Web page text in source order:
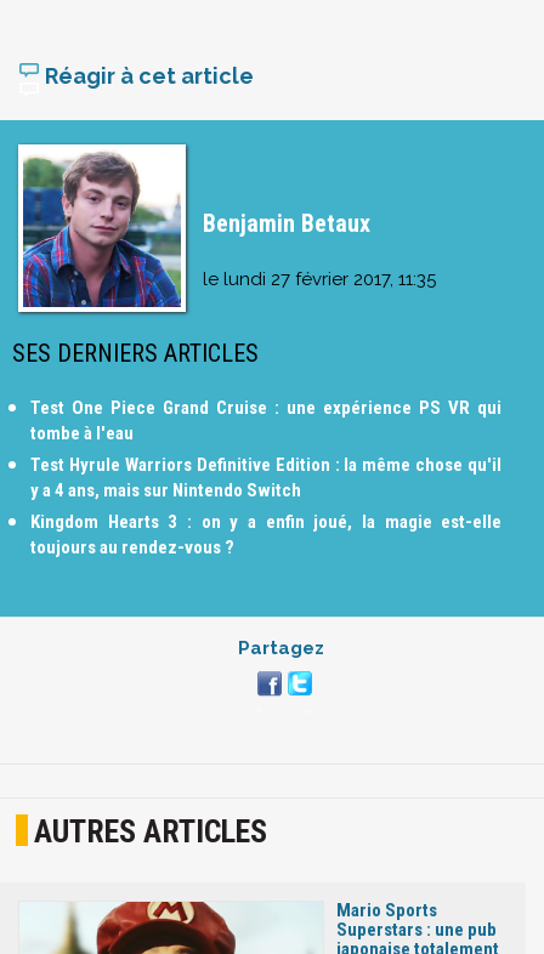
Réagir à cet article
Benjamin Betaux
le lundi 27 février 2017, 11:35
SES DERNIERS ARTICLES
Test One Piece Grand Cruise : une expérience PS VR qui
tombe à l'eau
Test Hyrule Warriors Definitive Edition : la même chose qu'il
y a 4 ans, mais sur Nintendo Switch
Kingdom Hearts 3 : on y a enfin joué, la magie est-elle
toujours au rendez-vous ?
Partagez
AUTRES ARTICLES
Mario Sports
Superstars : une pub
japonaise totalement